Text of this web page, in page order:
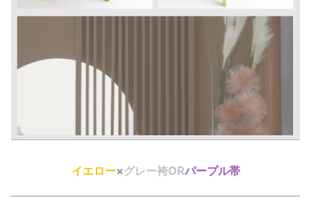
イエロー×グレー袴ORパープル帯